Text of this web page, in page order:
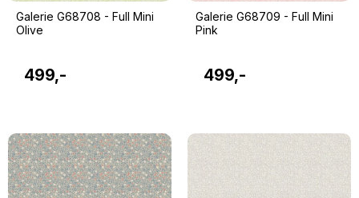
Galerie G68708 - Full Mini
Olive
499,-
Galerie G68709 - Full Mini
Pink
499,-